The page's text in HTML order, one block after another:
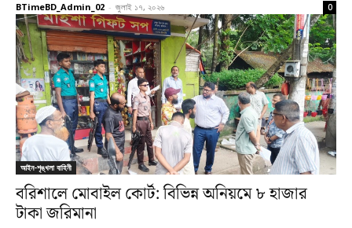
BTimeBD_Admin_02 - জুলাই ১৭, ২০২৬ 0
আইন-শৃঙ্খলা বাহিনী
বরিশালে মোবাইল কোর্ট: বিভিন্ন অনিয়মে ৮ হাজার
টাকা জরিমানা